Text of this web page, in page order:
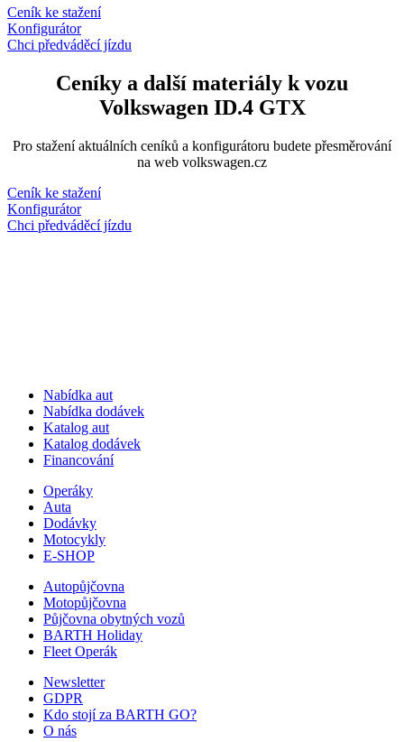
Ceník ke stažení
Konfigurátor
Chci předváděcí jízdu
Ceníky a další materiály k vozu
Volkswagen ID.4 GTX
Pro stažení aktuálních ceníků a konfigurátoru budete přesměrování
na web volkswagen.cz
Ceník ke stažení
Konfigurátor
Chci předváděcí jízdu
Nabídka aut
Nabídka dodávek
Katalog aut
Katalog dodávek
Financování
Operáky
Auta
Dodávky
Motocykly
E-SHOP
Autopůjčovna
Motopůjčovna
Půjčovna obytných vozů
BARTH Holiday
Fleet Operák
Newsletter
GDPR
Kdo stojí za BARTH GO?
O nás